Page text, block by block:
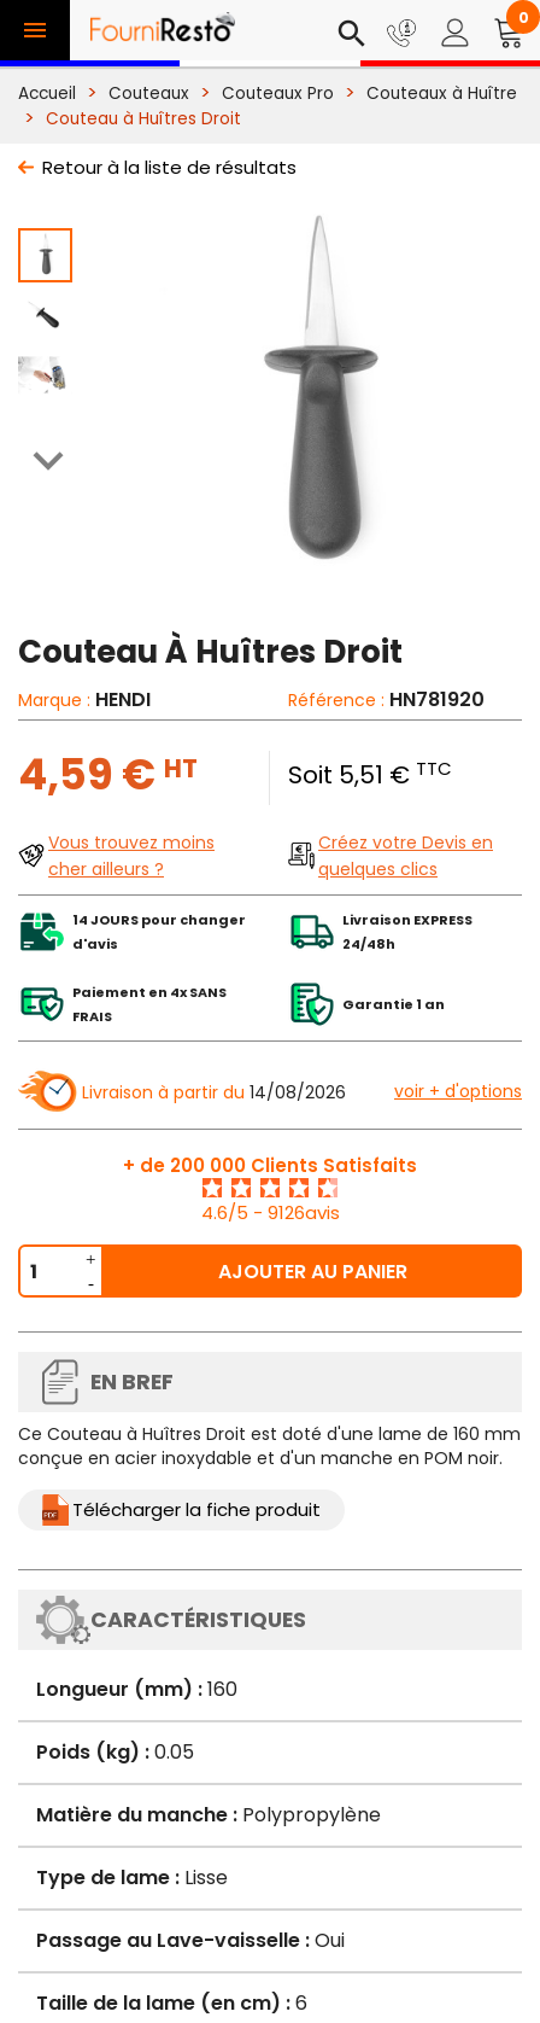
 search 0
Accueil Couteaux Couteaux Pro
Couteaux à Huître
Couteau à Huîtres Droit
Retour à la liste de résultats

Couteau À Huîtres Droit
Marque : HENDI Référence : HN781920
4,59 € HT Soit 5,51 € TTC
Vous trouvez moins
cher ailleurs ?
Créez votre Devis en
quelques clics
14 JOURS pour changer
d'avis
Livraison EXPRESS
24/48h
Paiement en 4x SANS
FRAIS
Garantie 1 an
Livraison à partir du 14/08/2026 voir + d'options
+ de 200 000 Clients Satisfaits
4.6/5 - 9126avis
AJOUTER AU PANIER
EN BREF
Ce Couteau à Huîtres Droit est doté d'une lame de 160 mm
conçue en acier inoxydable et d'un manche en POM noir.
Télécharger la fiche produit
CARACTÉRISTIQUES
Longueur (mm) :160
Poids (kg) :0.05
Matière du manche : Polypropylène
Type de lame : Lisse
Passage au Lave-vaisselle :Oui
Taille de la lame (en cm) :6